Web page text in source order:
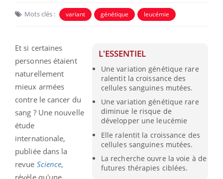
Mots clés : variant génétique leucémie
L'ESSENTIEL
Une variation génétique rare
ralentit la croissance des
cellules sanguines mutées.
Une variation génétique rare
diminue le risque de
développer une leucémie
Elle ralentit la croissance des
cellules sanguines mutées.
La recherche ouvre la voie à de
futures thérapies ciblées.
Et si certaines
personnes étaient
naturellement
mieux armées
contre le cancer du
sang ? Une nouvelle
étude
internationale,
publiée dans la
revue Science,